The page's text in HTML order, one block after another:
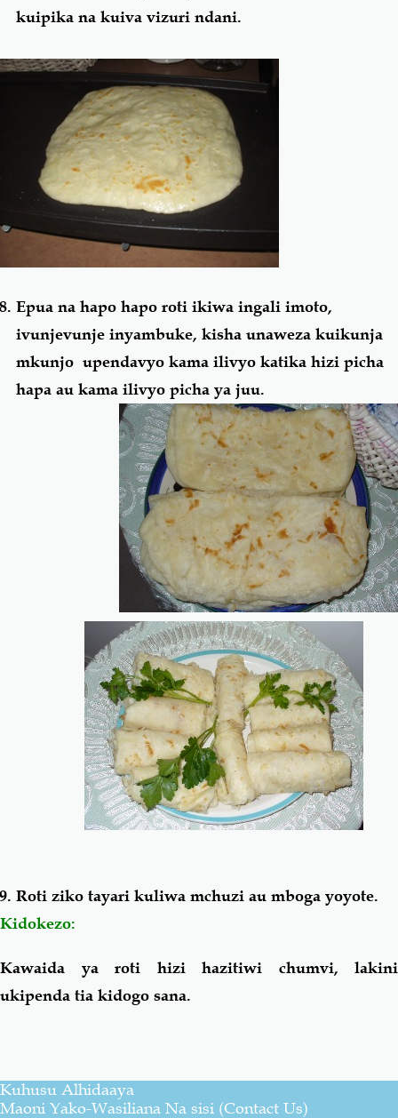
kuipika na kuiva vizuri ndani.
Epua na hapo hapo roti ikiwa ingali imoto,
ivunjevunje inyambuke, kisha unaweza kuikunja
mkunjo upendavyo kama ilivyo katika hizi picha
hapa au kama ilivyo picha ya juu.
Roti ziko tayari kuliwa mchuzi au mboga yoyote.
Kidokezo:
Kawaida ya roti hizi hazitiwi chumvi, lakini
ukipenda tia kidogo sana.
Kuhusu Alhidaaya
Maoni Yako-Wasiliana Na sisi (Contact Us)